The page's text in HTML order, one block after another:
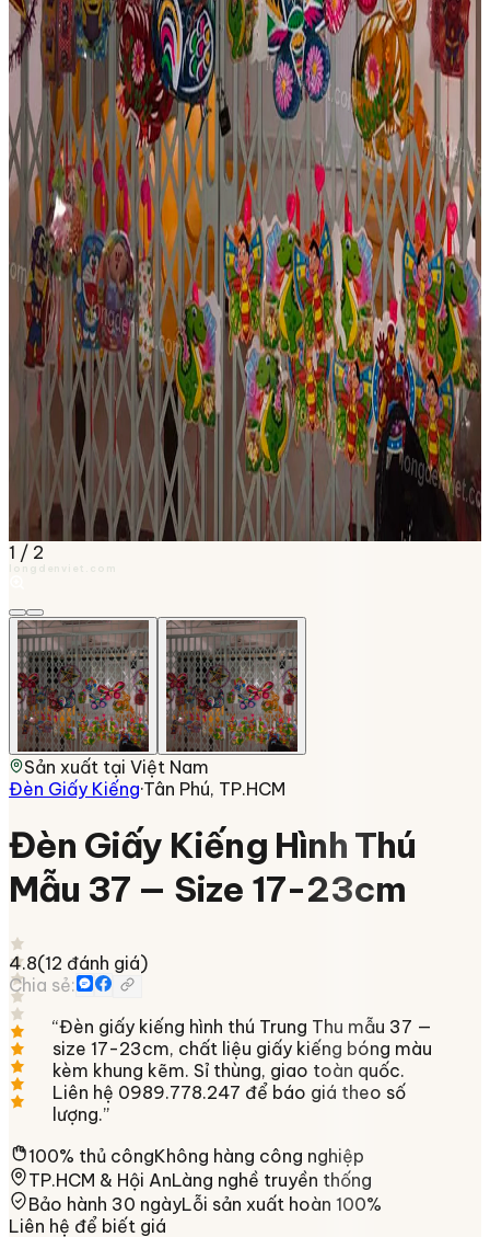
1 / 2
longdenviet.com
Sản xuất tại Việt Nam
Đèn Giấy Kiếng·Tân Phú, TP.HCM
Đèn Giấy Kiếng Hình Thú
Mẫu 37 — Size 17-23cm
4.8(12 đánh giá)
Chia sẻ:
“Đèn giấy kiếng hình thú Trung Thu mẫu 37 —
size 17-23cm, chất liệu giấy kiếng bóng màu
kèm khung kẽm. Sỉ thùng, giao toàn quốc.
Liên hệ 0989.778.247 để báo giá theo số
lượng.”
100% thủ côngKhông hàng công nghiệp
TP.HCM & Hội AnLàng nghề truyền thống
Bảo hành 30 ngàyLỗi sản xuất hoàn 100%
Liên hệ để biết giá